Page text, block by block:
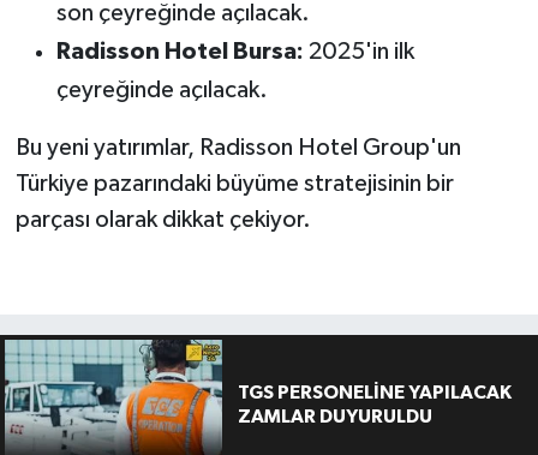
son çeyreğinde açılacak.
Radisson Hotel Bursa: 2025'in ilk
çeyreğinde açılacak.
Bu yeni yatırımlar, Radisson Hotel Group'un
Türkiye pazarındaki büyüme stratejisinin bir
parçası olarak dikkat çekiyor.
TGS PERSONELİNE YAPILACAK
ZAMLAR DUYURULDU